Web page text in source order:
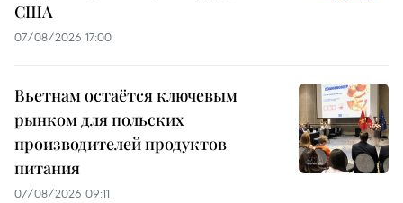
США
07/08/2026 17:00
Вьетнам остаётся ключевым
рынком для польских
производителей продуктов
питания
07/08/2026 09:11